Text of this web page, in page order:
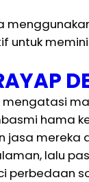
untuk
hama
jasa
lalu
perbedaan